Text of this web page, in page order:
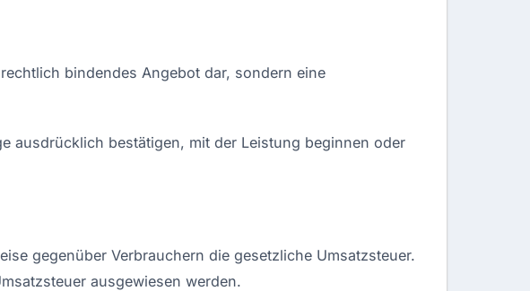
bindendes Angebot dar, sondern eine
ausdrücklich bestätigen, mit der Leistung beginnen oder
gegenüber Verbrauchern die gesetzliche Umsatzsteuer.
ausgewiesen werden.